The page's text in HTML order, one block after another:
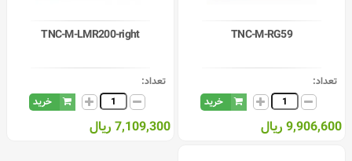
TNC-M-RG59
تعداد:
خرید
9,906,600 ریال
TNC-M-LMR200-right
تعداد:
خرید
7,109,300 ریال